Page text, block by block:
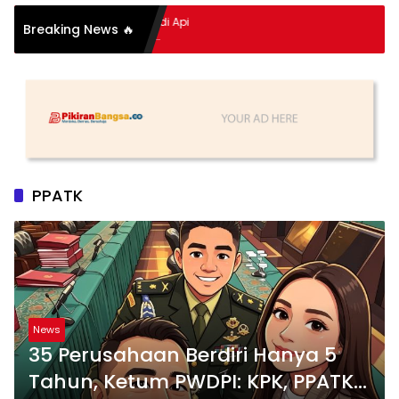
Breaking News 🔥
Hidup Meledak Jadi Api
Tragedi Menteng-
Maling Ayam di Bali
PPATK
News
35 Perusahaan Berdiri Hanya 5
Tahun, Ketum PWDPI: KPK, PPATK